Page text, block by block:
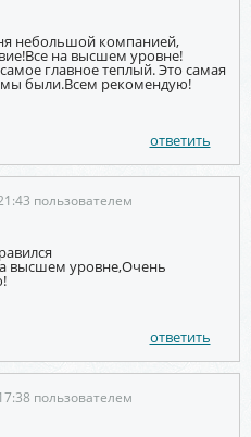
небольшой компанией,
на высшем уровне!
главное теплый. Это самая
мы были.Всем рекомендую!
ответить
пользователем
высшем уровне,Очень
ответить
пользователем